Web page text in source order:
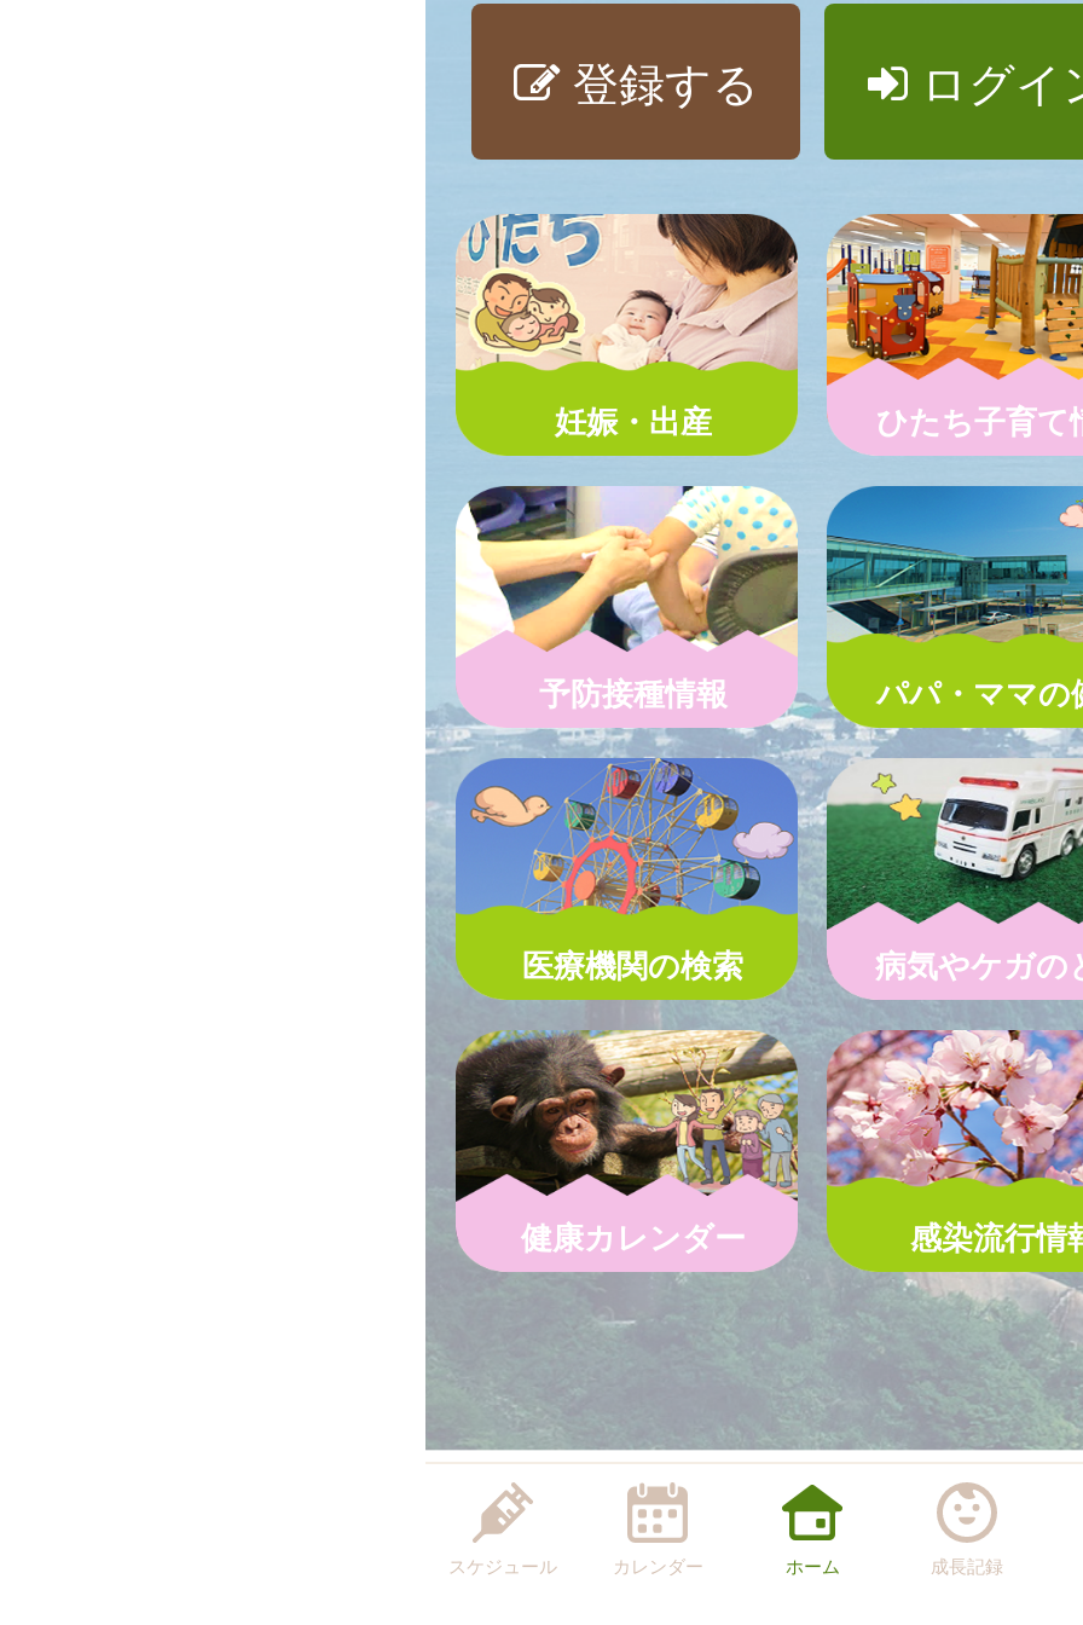
登録する ログイ
妊娠・出産 ひたち子育て
予防接種情報 パパ・ママの
医療機関の検索 病気やケガの
健康カレンダー 感染流行情
スケジュール カレンダー ホーム 成長記録